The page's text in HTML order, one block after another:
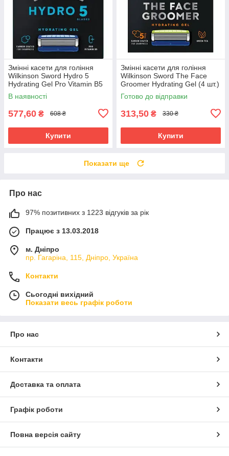
Змінні касети для гоління
Wilkinson Sword Hydro 5
Hydrating Gel Pro Vitamin B5
(8 шт.) 02885
В наявності
577,60 ₴ 608 ₴
Купити
Змінні касети для гоління
Wilkinson Sword The Face
Groomer Hydrating Gel (4 шт.)
02887
Готово до відправки
313,50 ₴ 330 ₴
Купити
Показати ще
Про нас
97% позитивних з 1223 відгуків за рік
Працює з 13.03.2018
м. Дніпро
пр. Гагаріна, 115, Дніпро, Україна
Контакти
Сьогодні вихідний
Показати весь графік роботи
Про нас
Контакти
Доставка та оплата
Графік роботи
Повна версія сайту